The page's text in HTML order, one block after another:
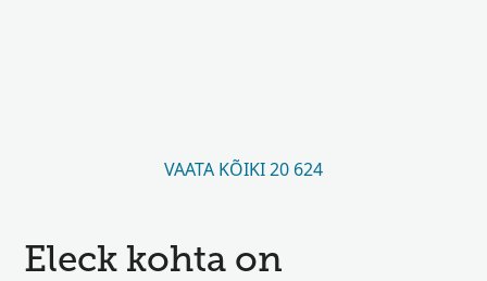
VAATA KÕIKI 20 624
Eleck kohta on